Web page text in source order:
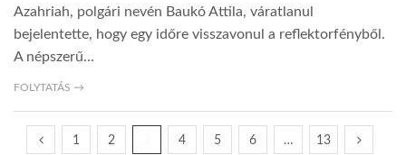
Azahriah, polgári nevén Baukó Attila, váratlanul
bejelentette, hogy egy időre visszavonul a reflektorfényből.
A népszerű…
FOLYTATÁS →
1 2 4 5 6 … 13